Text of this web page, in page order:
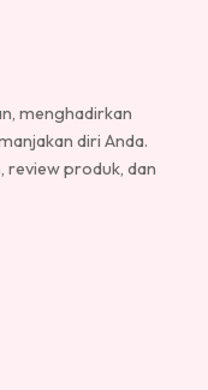
menghadirkan
diri Anda.
review produk, dan